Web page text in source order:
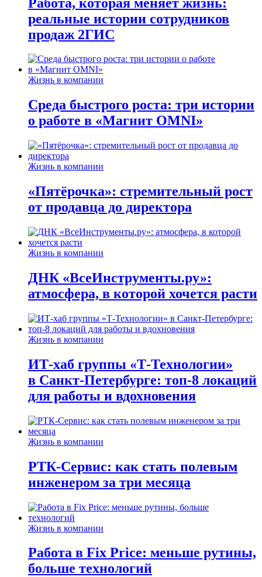
реальные истории сотрудников
продаж 2ГИС
Жизнь в компании
Среда быстрого роста: три истории
о работе в «Магнит OMNI»
Жизнь в компании
«Пятёрочка»: стремительный рост
от продавца до директора
Жизнь в компании
ДНК «ВсеИнструменты.ру»:
атмосфера, в которой хочется расти
Жизнь в компании
ИТ-хаб группы «Т-Технологии»
в Санкт-Петербурге: топ-8 локаций
для работы и вдохновения
Жизнь в компании
РТК-Сервис: как стать полевым
инженером за три месяца
Жизнь в компании
Работа в Fix Price: меньше рутины,
больше технологий